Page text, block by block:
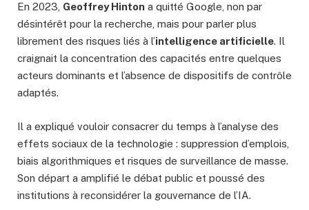
En 2023, Geoffrey Hinton a quitté Google, non par
désintérêt pour la recherche, mais pour parler plus
librement des risques liés à l’intelligence artificielle. Il
craignait la concentration des capacités entre quelques
acteurs dominants et l’absence de dispositifs de contrôle
adaptés.
Il a expliqué vouloir consacrer du temps à l’analyse des
effets sociaux de la technologie : suppression d’emplois,
biais algorithmiques et risques de surveillance de masse.
Son départ a amplifié le débat public et poussé des
institutions à reconsidérer la gouvernance de l’IA.